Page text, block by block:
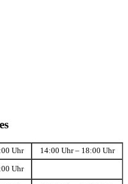
Uhr 14:00 Uhr – 18:00 Uhr
Uhr